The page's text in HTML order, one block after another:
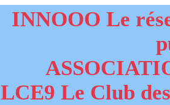
INNOOO Le
LCE9 Le Club